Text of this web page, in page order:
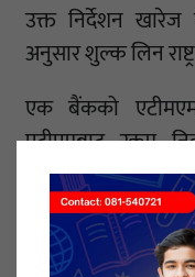
उक्त निर्देशन
अनुसार शुल्क लिन
एक बैंकको
एटीएमबाट रकम
कारोबार २५ रुपैयाँ
२५ रुपैयाँभन्दा धेरै
दिने गरेका थिए ।